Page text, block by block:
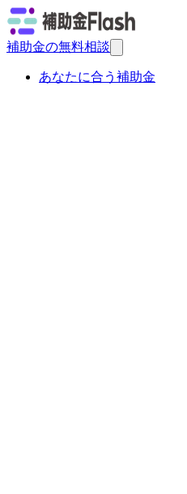
補助金の無料相談
あなたに合う補助金